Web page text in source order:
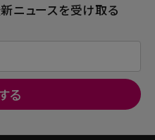
ニュースを受け取る